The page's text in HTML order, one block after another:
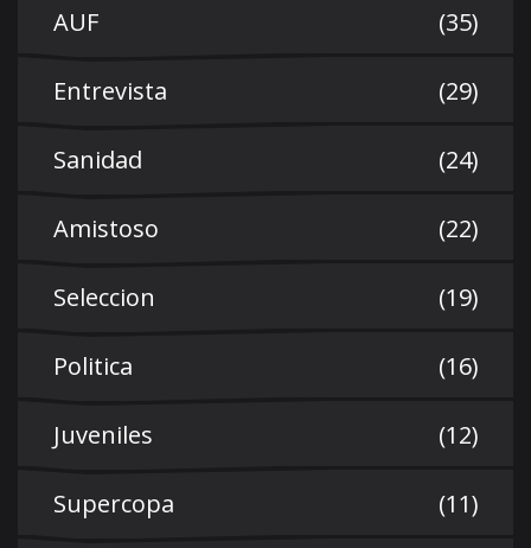
AUF (35)
Entrevista (29)
Sanidad (24)
Amistoso (22)
Seleccion (19)
Politica (16)
Juveniles (12)
Supercopa (11)